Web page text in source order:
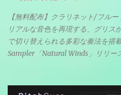
【無料配布】クラリネット/フル
リアルな音色を再現する、グリス
で切り替えられる多彩な奏法を
Sampler「Natural Winds」リリー